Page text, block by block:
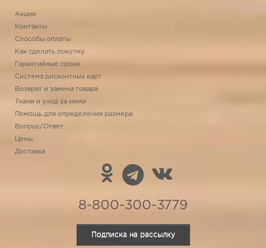
Акции
Контакты
Способы оплаты
Как сделать покупку
Гарантийные сроки
Система дисконтных карт
Возврат и замена товара
Ткани и уход за ними
Помощь для определения размера
Вопрос/Ответ
Цены
Доставка
8-800-300-3779
Подписка на рассылку